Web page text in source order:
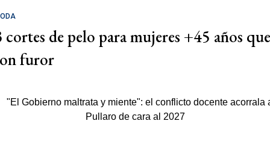
cortes de pelo para mujeres +45 años que
furor